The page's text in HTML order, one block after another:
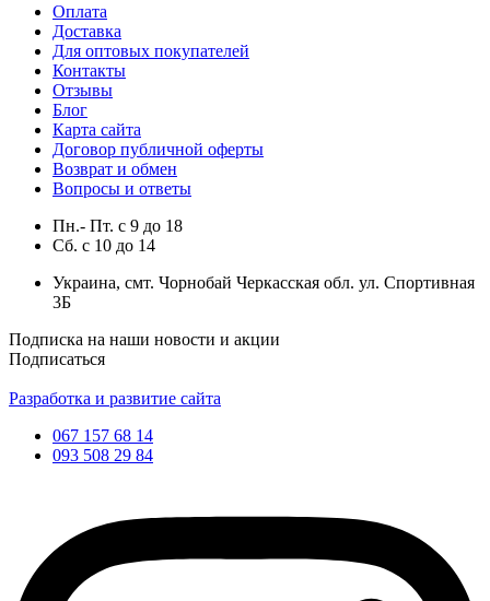
Оплата
Доставка
Для оптовых покупателей
Контакты
Отзывы
Блог
Карта сайта
Договор публичной оферты
Возврат и обмен
Вопросы и ответы
Пн.- Пт. с 9 до 18
Сб. с 10 до 14
Украина, смт. Чорнобай Черкасская обл. ул. Спортивная
3Б
Подписка на наши новости и акции
Подписаться
Разработка и развитие сайта
067 157 68 14
093 508 29 84